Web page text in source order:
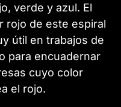
verde y azul. El
rojo de este espiral
útil en trabajos de
para encuadernar
cuyo color
el rojo.